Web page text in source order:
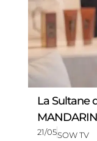
La Sultane
21/05SOW TV